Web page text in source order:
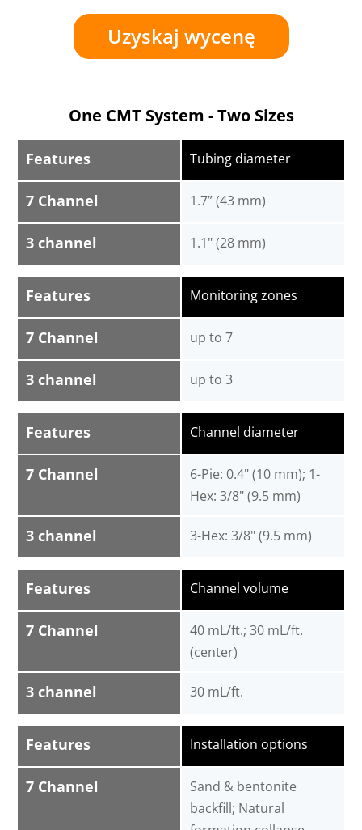
Uzyskaj wycenę
One CMT System - Two Sizes
Features
7 Channel
3 channel
Tubing diameter
1.7” (43 mm)
1.1" (28 mm)
Features
7 Channel
3 channel
Monitoring zones
up to 7
up to 3
Features
7 Channel
3 channel
Channel diameter
6-Pie: 0.4" (10 mm); 1-
Hex: 3/8" (9.5 mm)
3-Hex: 3/8" (9.5 mm)
Features
7 Channel
3 channel
Channel volume
40 mL/ft.; 30 mL/ft.
(center)
30 mL/ft.
Features
7 Channel
Installation options
Sand & bentonite
backfill; Natural